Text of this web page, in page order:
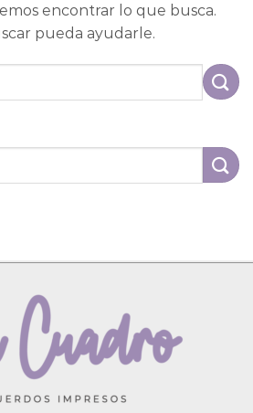
encontrar lo que busca.
pueda ayudarle.